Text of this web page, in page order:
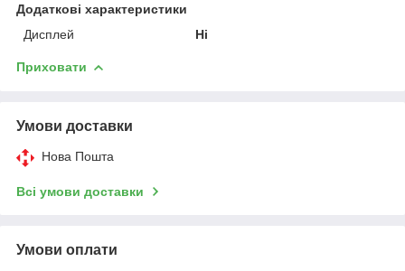
Додаткові характеристики
Дисплей
Ні
Приховати
Умови доставки
Нова Пошта
Всі умови доставки
Умови оплати